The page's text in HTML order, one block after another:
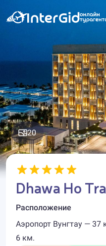
20
Dhawa Ho
Расположение
Аэропорт Вунгтау —
6 км.